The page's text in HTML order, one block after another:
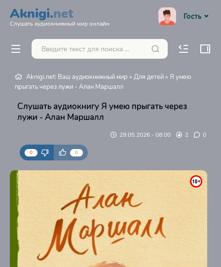
Aknigi.net
Слушать аудиокнижный мир онлайн
Гость
Aknigi.net: Ваш аудиокнижный мир » Для детей » Я умею
прыгать через лужи - Алан Маршалл
Слушать аудиокнигу Я умею прыгать через
лужи - Алан Маршалл
29.05.2026 - 08:00 2 0
0 0